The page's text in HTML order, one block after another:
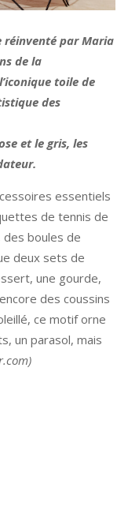
réinventé par Maria
de la
toile de
des
et le gris, les
essentiels
de tennis de
des boules de
deux sets de
une gourde,
des coussins
ce motif orne
un parasol, mais
)